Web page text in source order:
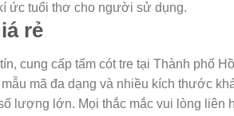
ức tuổi thơ cho người sử dụng.
rẻ
cung cấp tấm cót tre tại Thành phố
mã đa dạng và nhiều kích thước
lượng lớn. Mọi thắc mắc vui lòng liên